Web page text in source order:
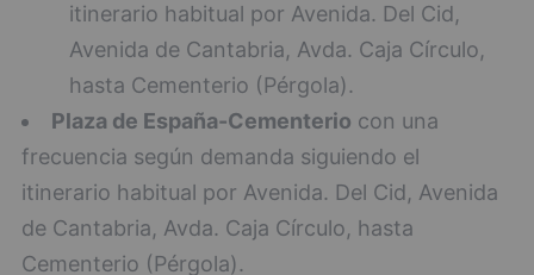
itinerario habitual por Avenida. Del Cid,
Avenida de Cantabria, Avda. Caja Círculo,
hasta Cementerio (Pérgola).
Plaza de España-Cementerio con una
frecuencia según demanda siguiendo el
itinerario habitual por Avenida. Del Cid, Avenida
de Cantabria, Avda. Caja Círculo, hasta
Cementerio (Pérgola).